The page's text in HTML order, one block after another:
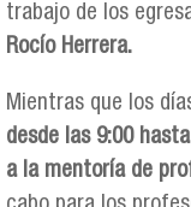
trabajo de los
Rocío Herrera.
Mientras que los
desde las 9:00
a la mentoría de